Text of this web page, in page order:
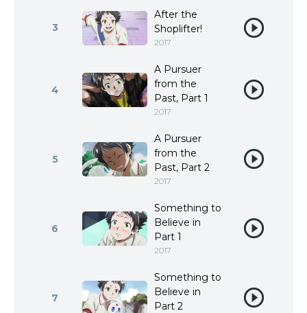
3
After the
Shoplifter!
2017
4
A Pursuer
from the
Past, Part 1
2017
5
A Pursuer
from the
Past, Part 2
2017
6
Something to
Believe in
Part 1
2017
7
Something to
Believe in
Part 2